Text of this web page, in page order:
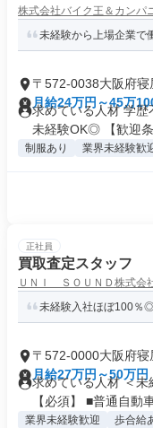
株式会社バイク王＆カンパ
未経験から上場企業で
〒572-0038大阪府
月給24万円～45万
求めている人材 学
未経験OK◎ 【歓迎条
制服あり 業界未経験歓
正社員
買取査定スタッフ
ＵＮＩ ＳＯＵＮＤ株式会
未経験入社ほぼ100％
〒572-0000大阪府寝
月給27万円～50万円
求めている人材 ＜
【必須】 ■普通自動
業界未経験歓迎 歩合給